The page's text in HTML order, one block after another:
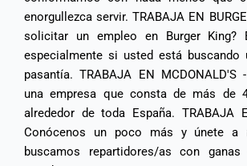
enorgullezca servir. TRABAJA EN
solicitar un empleo en Burger King?
especialmente si usted está buscando
pasantía. TRABAJA EN MCDONALD'S
una empresa que consta de más de
alrededor de toda España. TRABAJA
Conócenos un poco más y únete a
buscamos repartidores/as con